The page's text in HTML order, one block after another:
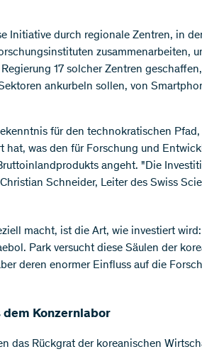
Initiative durch regionale Zentren, in
zusammenarbeiten,
17 solcher Zentren
ankurbeln sollen, von
für den technokratischen
hat, was den für Forschung und
angeht. "Die
Schneider, Leiter des Swiss
macht, ist die Art, wie investiert
Park versucht diese Säulen der
deren enormer Einfluss auf die
dem Konzernlabor
das Rückgrat der koreanischen